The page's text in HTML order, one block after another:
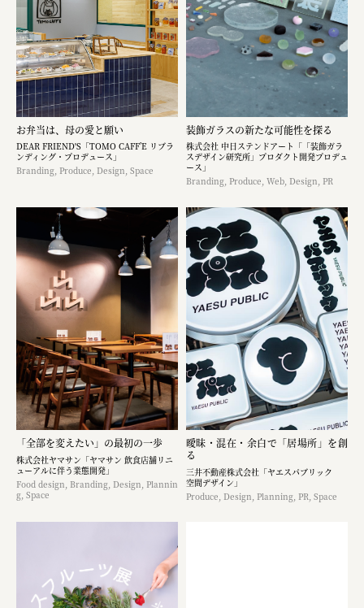
お弁当は、母の愛と願い
DEAR FRIEND'S「TOMO CAFF’E リブラ
ンディング・プロデュース」
Branding, Produce, Design, Space
装飾ガラスの新たな可能性を探る
株式会社 中日ステンドアート「「装飾ガラ
スデザイン研究所」プロダクト開発プロデュ
ース」
Branding, Produce, Web, Design, PR
「全部を変えたい」の最初の一歩
株式会社ヤマサン「ヤマサン 飲食店舗リニ
ューアルに伴う業態開発」
Food design, Branding, Design, Plannin
g, Space
曖昧・混在・余白で「居場所」を創
る
三井不動産株式会社「ヤエスパブリック
空間デザイン」
Produce, Design, Planning, PR, Space